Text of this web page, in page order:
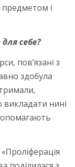
і
себе?
пов’язані з
здобула
викладати нині